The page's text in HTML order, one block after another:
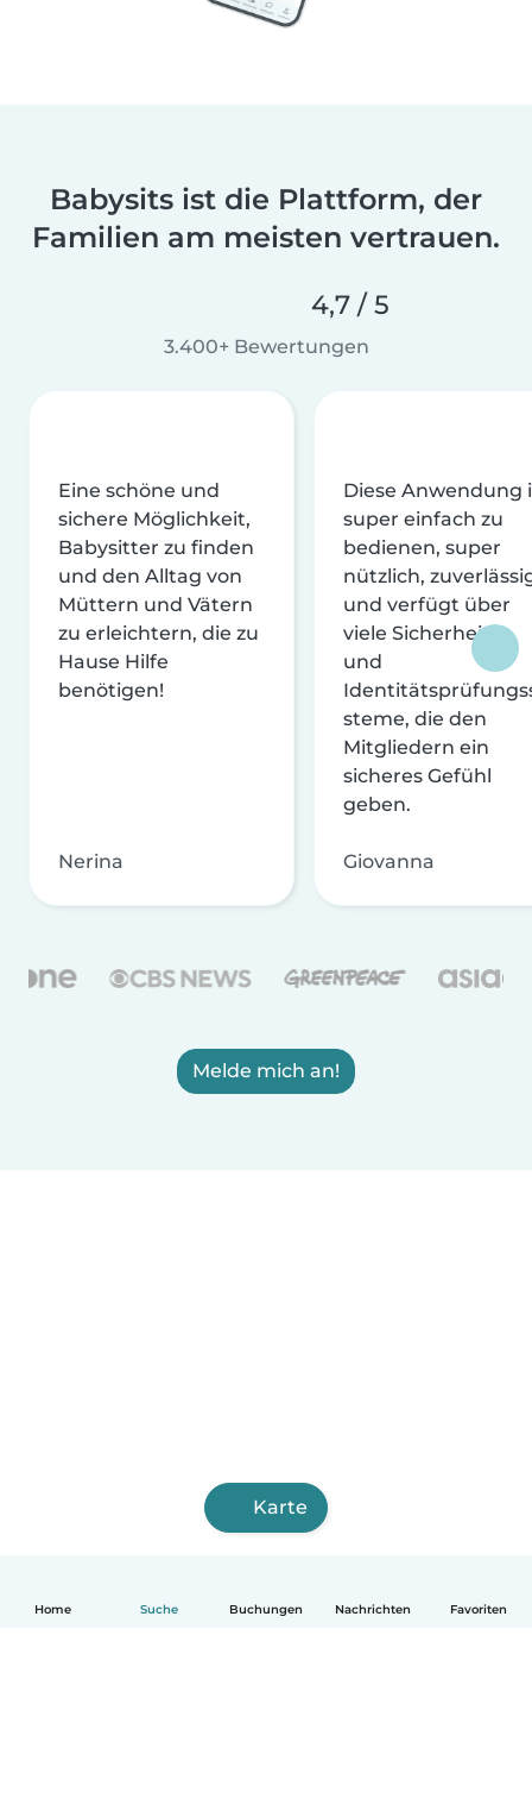
Home Suche Buchungen Nachrichten Favoriten
Babysits ist die Plattform, der
Familien am meisten vertrauen.
4,7 / 5
3.400+ Bewertungen
Eine schöne und
sichere Möglichkeit,
Babysitter zu finden
und den Alltag von
Müttern und Vätern
zu erleichtern, die zu
Hause Hilfe
benötigen!
Nerina
Diese Anwendung
super einfach zu
bedienen, super
nützlich,
und verfügt über
viele Sicherheits-
und
steme, die den
Mitgliedern ein
sicheres Gefühl
geben.
Giovanna
Melde mich an!
Karte